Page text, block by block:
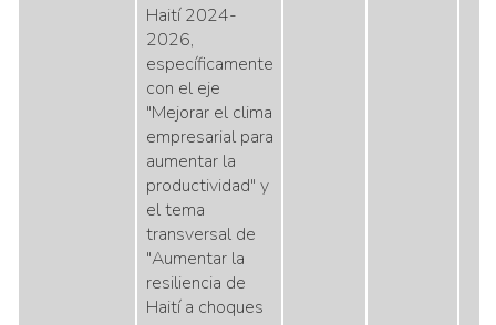
Haití 2024-
2026,
específicamente
con el eje
"Mejorar el clima
empresarial para
aumentar la
productividad" y
el tema
transversal de
"Aumentar la
resiliencia de
Haití a choques